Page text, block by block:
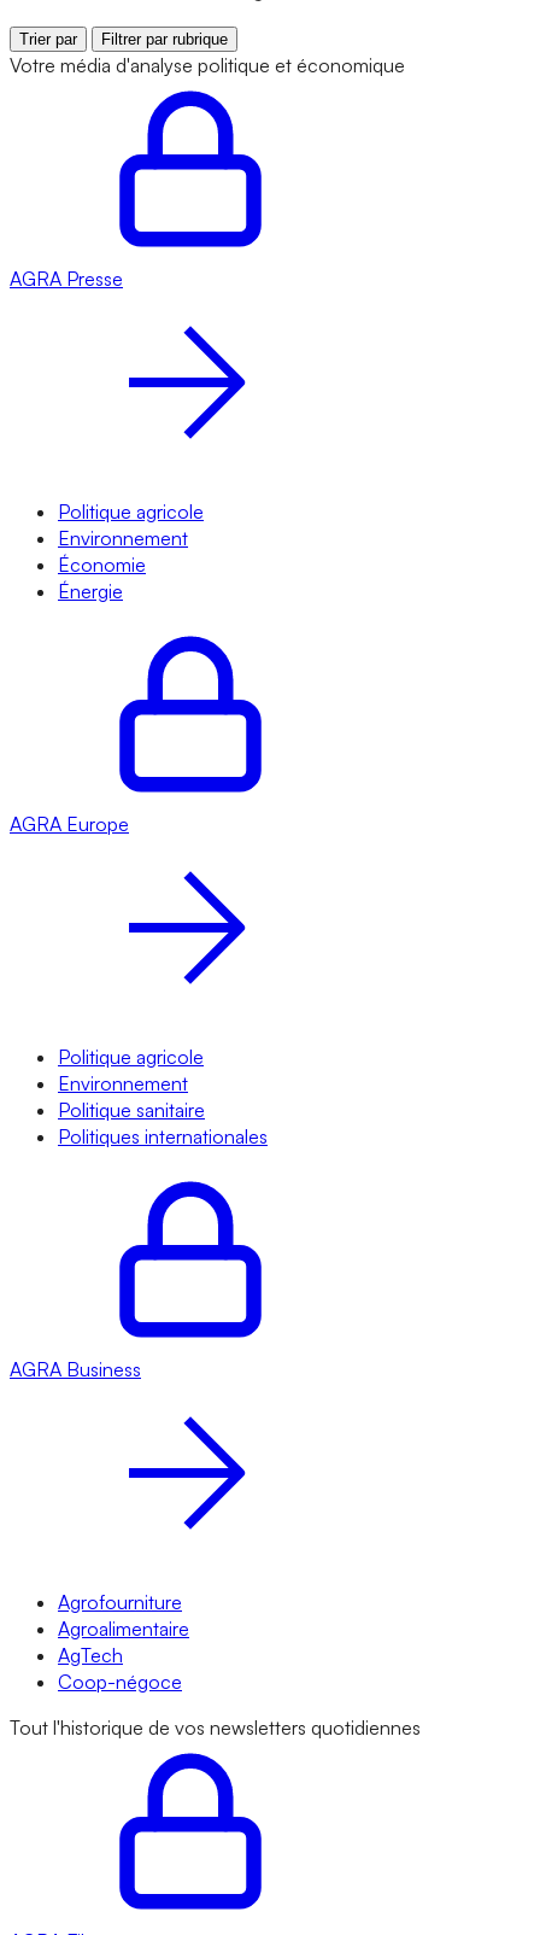
Trier par Filtrer par rubrique
Votre média d'analyse politique et économique
AGRA Presse
Politique agricole
Environnement
Économie
Énergie
AGRA Europe
Politique agricole
Environnement
Politique sanitaire
Politiques internationales
AGRA Business
Agrofourniture
Agroalimentaire
AgTech
Coop-négoce
Tout l'historique de vos newsletters quotidiennes